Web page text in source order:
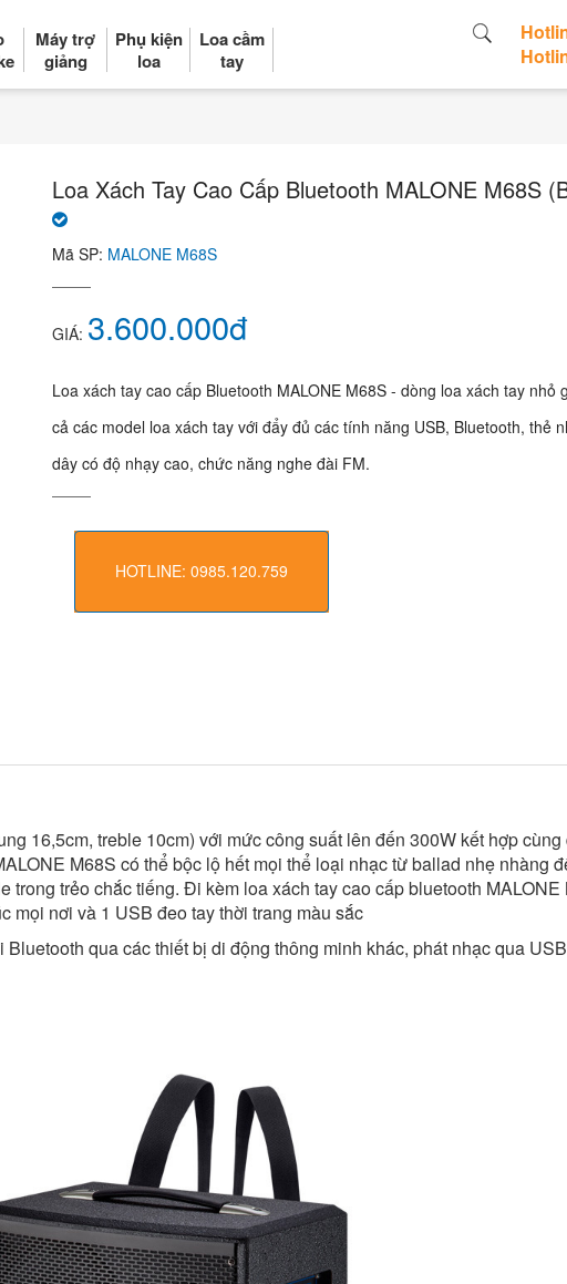
Máy trợ
giảng
Phụ kiện
loa
Loa cầm
tay
Loa Xách Tay Cao Cấp Bluetooth MALONE M68S
Mã SP: MALONE M68S
GIÁ: 3.600.000đ
Loa xách tay cao cấp Bluetooth MALONE M68S - dòng loa xách tay nhỏ
cả các model loa xách tay với đẩy đủ các tính năng USB, Bluetooth, thẻ
dây có độ nhạy cao, chức năng nghe đài FM.
HOTLINE: 0985.120.759
16,5cm, treble 10cm) với mức công suất lên đến 300W kết hợp
M68S có thể bộc lộ hết mọi thể loại nhạc từ ballad nhẹ nhàng
trẻo chắc tiếng. Đi kèm loa xách tay cao cấp bluetooth
mọi nơi và 1 USB đeo tay thời trang màu sắc
qua các thiết bị di động thông minh khác, phát nhạc qua
hãy